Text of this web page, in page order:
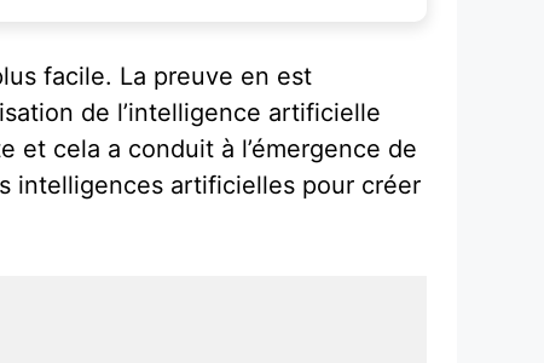
facile. La preuve en est
de l’intelligence artificielle
et cela a conduit à l’émergence de
intelligences artificielles pour créer